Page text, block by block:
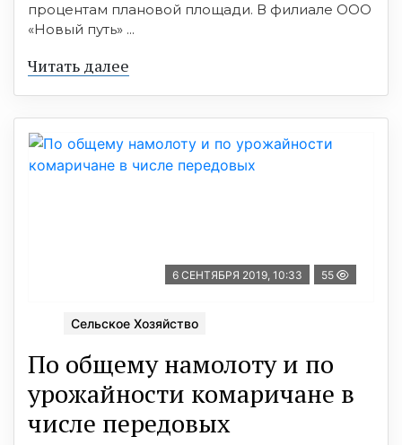
процентам плановой площади. В филиале ООО
«Новый путь» ...
Читать далее
6 СЕНТЯБРЯ 2019, 10:33 55
Сельское Хозяйство
По общему намолоту и по
урожайности комаричане в
числе передовых